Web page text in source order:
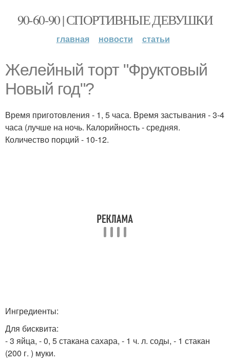
90-60-90 | СПОРТИВНЫЕ ДЕВУШКИ
главная новости статьи
Желейный торт "Фруктовый
Новый год"?
Время приготовления - 1, 5 часа. Время застывания - 3-4
часа (лучше на ночь. Калорийность - средняя.
Количество порций - 10-12.
Ингредиенты:
Для бисквита:
- 3 яйца, - 0, 5 стакана сахара, - 1 ч. л. соды, - 1 стакан
(200 г. ) муки.